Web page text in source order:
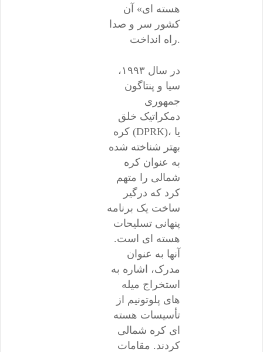
هسته ای» آن
کشور سر و صدا
راه انداخت.
در سال ۱۹۹۳،
سیا و پنتاگون
جمهوری
دمکراتیک خلق
کره (DPRK)، یا
بهتر شناخته شده
به عنوان کره
شمالی را متهم
کرد که درگیر
ساخت یک برنامه
پنهانی تسلیحات
هسته ای است.
آنها به عنوان
مدرک، اشاره به
استخراج میله
های پلوتونیم از
تأسیسات هسته
ای کره شمالی
کردند. مقامات